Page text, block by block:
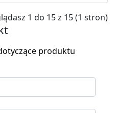
1 do 15 z 15 (1 stron)
produktu